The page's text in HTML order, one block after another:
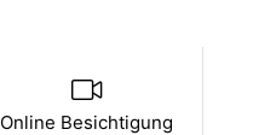
Online Besichtigung